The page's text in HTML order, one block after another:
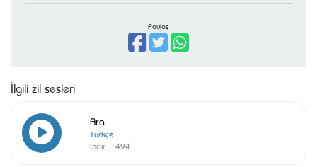
Paylaş
İlgili zil sesleri
Ara
Türkçe
İndir: 1494